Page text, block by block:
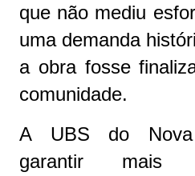
que não mediu
uma demanda
a obra fosse
comunidade.
A UBS do Nova
garantir mais